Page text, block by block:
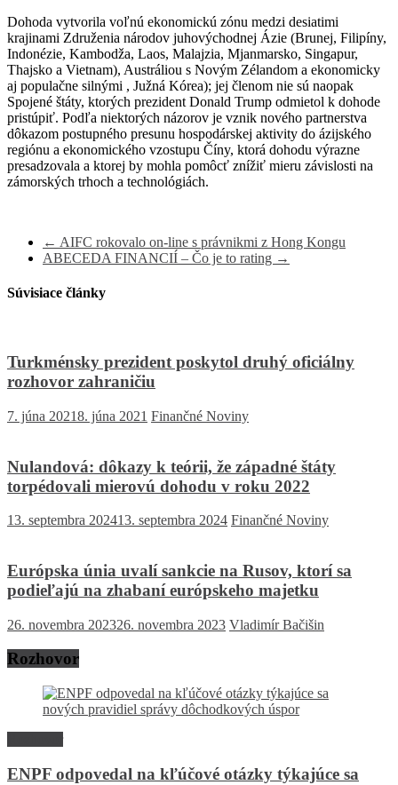
Dohoda vytvorila voľnú ekonomickú zónu medzi desiatimi
krajinami Združenia národov juhovýchodnej Ázie (Brunej, Filipíny,
Indonézie, Kambodža, Laos, Malajzia, Mjanmarsko, Singapur,
Thajsko a Vietnam), Austráliou s Novým Zélandom a ekonomicky
aj populačne silnými , Južná Kórea); jej členom nie sú naopak
Spojené štáty, ktorých prezident Donald Trump odmietol k dohode
pristúpiť. Podľa niektorých názorov je vznik nového partnerstva
dôkazom postupného presunu hospodárskej aktivity do ázijského
regiónu a ekonomického vzostupu Číny, ktorá dohodu výrazne
presadzovala a ktorej by mohla pomôcť znížiť mieru závislosti na
zámorských trhoch a technológiách.
← AIFC rokovalo on-line s právnikmi z Hong Kongu
ABECEDA FINANCIÍ – Čo je to rating →
Súvisiace články
Turkménsky prezident poskytol druhý oficiálny
rozhovor zahraničiu
7. júna 20218. júna 2021 Finančné Noviny
Nulandová: dôkazy k teórii, že západné štáty
torpédovali mierovú dohodu v roku 2022
13. septembra 202413. septembra 2024 Finančné Noviny
Európska únia uvalí sankcie na Rusov, ktorí sa
podieľajú na zhabaní európskeho majetku
26. novembra 202326. novembra 2023 Vladimír Bačišin
Rozhovor
ENPF odpovedal na kľúčové otázky týkajúce sa